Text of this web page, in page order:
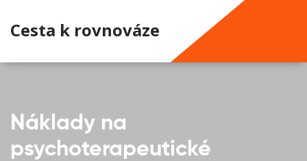
Cesta k rovnováze
Náklady na
psychoterapeutické